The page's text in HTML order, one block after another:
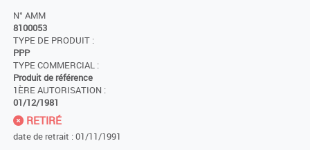
N° AMM
8100053
TYPE DE PRODUIT :
PPP
TYPE COMMERCIAL :
Produit de référence
1ÈRE AUTORISATION :
01/12/1981
RETIRÉ
date de retrait : 01/11/1991